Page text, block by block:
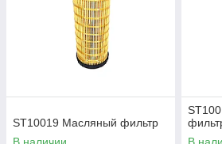
ST10019 Масляный фильтр